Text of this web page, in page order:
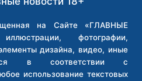
на Сайте «ГЛАВНЫЕ
фотографии,
дизайна, видео, иные
в соответствии с
использование текстовых